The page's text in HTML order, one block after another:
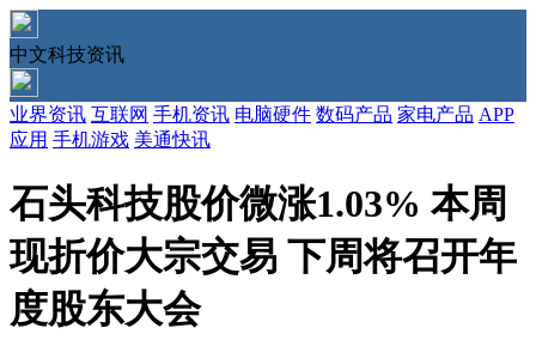
中文科技资讯
业界资讯 互联网 手机资讯 电脑硬件 数码产品 家电产品 APP
应用 手机游戏 美通快讯
石头科技股价微涨1.03% 本周
现折价大宗交易 下周将召开年
度股东大会